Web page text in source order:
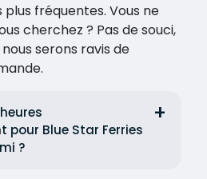
plus fréquentes. Vous ne
cherchez ? Pas de souci,
serons ravis de
pour Blue Star Ferries
?